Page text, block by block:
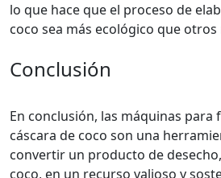
lo que hace que el proceso de
coco sea más ecológico que
Conclusión
En conclusión, las máquinas
cáscara de coco son una
convertir un producto de
coco, en un recurso valioso y